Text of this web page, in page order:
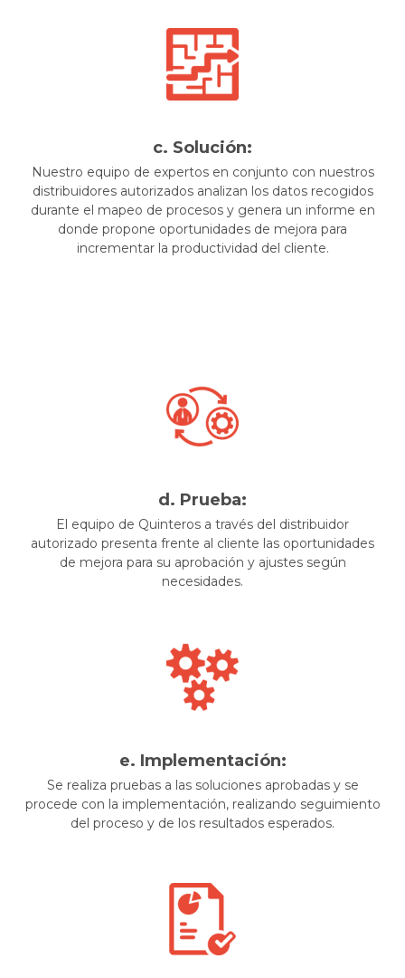
c. Solución:
Nuestro equipo de expertos en conjunto con nuestros
distribuidores autorizados analizan los datos recogidos
durante el mapeo de procesos y genera un informe en
donde propone oportunidades de mejora para
incrementar la productividad del cliente.
d. Prueba:
El equipo de Quinteros a través del distribuidor
autorizado presenta frente al cliente las oportunidades
de mejora para su aprobación y ajustes según
necesidades.
e. Implementación:
Se realiza pruebas a las soluciones aprobadas y se
procede con la implementación, realizando seguimiento
del proceso y de los resultados esperados.